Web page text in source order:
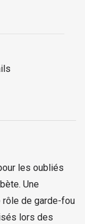
les oubliés
Une
de garde-fou
lors des